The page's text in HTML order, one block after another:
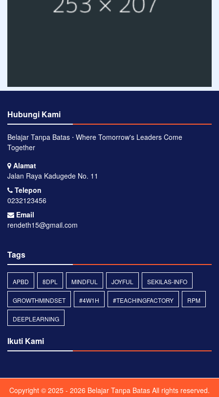
Hubungi Kami
Belajar Tanpa Batas ⋅ Where Tomorrow's Leaders Come
Together
Alamat
Jalan Raya Kadugede No. 11
Telepon
0232123456
Email
rendeth15@gmail.com
Tags
APBD 8DPL MINDFUL JOYFUL SEKILAS-INFO
GROWTHMINDSET #4W1H #TEACHINGFACTORY RPM
DEEPLEARNING
Ikuti Kami
Copyright © 2025 - 2026 Belajar Tanpa Batas All rights reserved.